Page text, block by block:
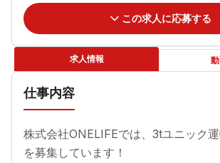
この求人に応募する
求人情報
仕事内容
株式会社ONELIFEでは、3tユニック
を募集しています！